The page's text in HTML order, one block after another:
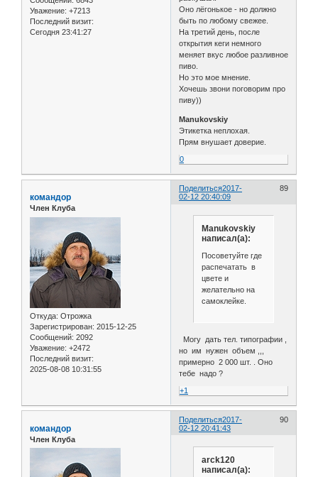
Уважение: +7213
Последний визит:
Сегодня 23:41:27
Оно лёгонькое - но должно
быть по любому свежее.
На третий день, после
открытия кеги немного
меняет вкус любое разливное
пиво.
Но это мое мнение.
Хочешь звони поговорим про
пиву))
Manukovskiy
Этикетка неплохая.
Прям внушает доверие.
0
Поделиться 89
2017-
02-12 20:40:09
командор
Член Клуба
Откуда: Отрожка
Зарегистрирован: 2015-12-25
Сообщений: 2092
Уважение: +2472
Последний визит:
2025-08-08 10:31:55
Manukovskiy
написал(а):
Посоветуйте где
распечатать в
цвете и
желательно на
самоклейке.
Могу дать тел. типографии ,
но им нужен объем ,,,
примерно 2 000 шт. . Оно
тебе надо ?
+1
Поделиться 90
2017-
02-12 20:41:43
командор
Член Клуба
arck120
написал(а):